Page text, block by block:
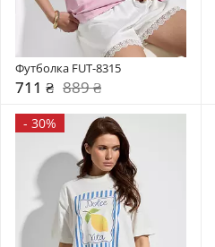
Футболка FUT-8315
711 ₴ 889 ₴
- 30%